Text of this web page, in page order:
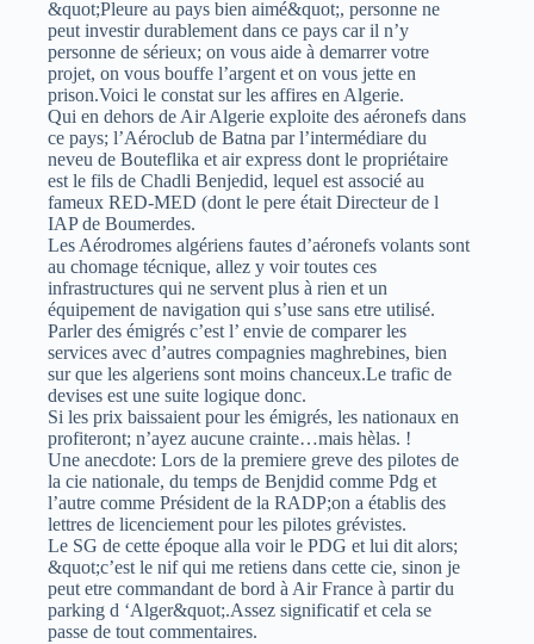
&quot;Pleure au pays bien aimé&quot;, personne ne
peut investir durablement dans ce pays car il n’y
personne de sérieux; on vous aide à demarrer votre
projet, on vous bouffe l’argent et on vous jette en
prison.Voici le constat sur les affires en Algerie.
Qui en dehors de Air Algerie exploite des aéronefs dans
ce pays; l’Aéroclub de Batna par l’intermédiare du
neveu de Bouteflika et air express dont le propriétaire
est le fils de Chadli Benjedid, lequel est associé au
fameux RED-MED (dont le pere était Directeur de l
IAP de Boumerdes.
Les Aérodromes algériens fautes d’aéronefs volants sont
au chomage técnique, allez y voir toutes ces
infrastructures qui ne servent plus à rien et un
équipement de navigation qui s’use sans etre utilisé.
Parler des émigrés c’est l’ envie de comparer les
services avec d’autres compagnies maghrebines, bien
sur que les algeriens sont moins chanceux.Le trafic de
devises est une suite logique donc.
Si les prix baissaient pour les émigrés, les nationaux en
profiteront; n’ayez aucune crainte…mais hèlas. !
Une anecdote: Lors de la premiere greve des pilotes de
la cie nationale, du temps de Benjdid comme Pdg et
l’autre comme Président de la RADP;on a établis des
lettres de licenciement pour les pilotes grévistes.
Le SG de cette époque alla voir le PDG et lui dit alors;
&quot;c’est le nif qui me retiens dans cette cie, sinon je
peut etre commandant de bord à Air France à partir du
parking d ‘Alger&quot;.Assez significatif et cela se
passe de tout commentaires.